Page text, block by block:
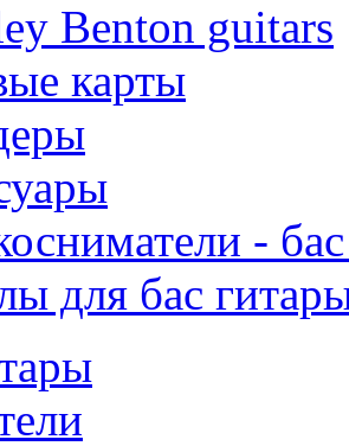
Benton guitars
карты
-
для бас